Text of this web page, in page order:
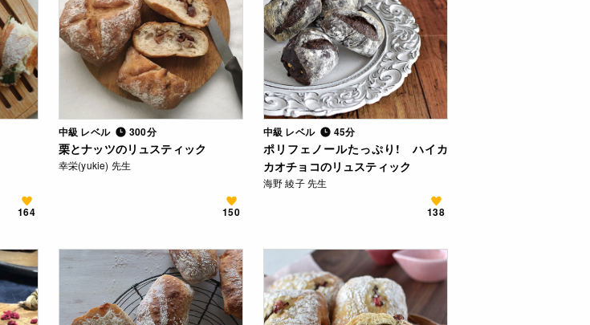
164
中級 レベル 300分
栗とナッツのリュスティック
幸栄(yukie) 先生
150
中級 レベル 45分
ポリフェノールたっぷり! ハイカ
カオチョコのリュスティック
海野 綾子 先生
138